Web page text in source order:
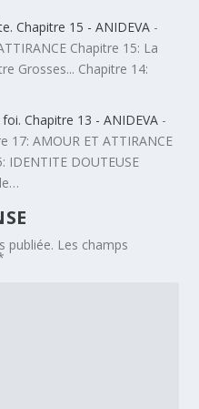
Chapitre 15 - ANIDEVA -
Chapitre 15: La
Grosses... Chapitre 14:
Chapitre 13 - ANIDEVA -
AMOUR ET ATTIRANCE
DOUTEUSE
publiée. Les champs